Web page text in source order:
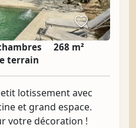
268 m²
terrain
lotissement avec
et grand espace.
votre décoration !